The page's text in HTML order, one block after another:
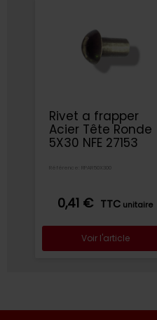
Rivet a frapper
Acier Tête Ronde
5X30 NFE 27153
Référence: RPAR50X300
0,41 € TTC unitaire
Voir l'article